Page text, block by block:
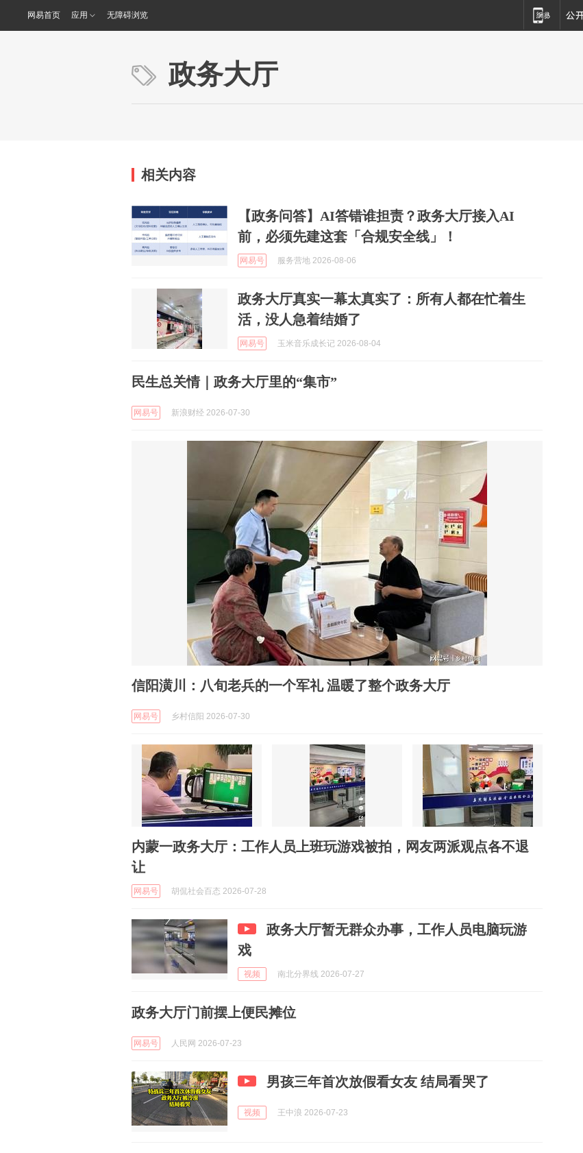
网易首页 应用 无障碍浏览
政务大厅
相关内容
【政务问答】AI答错谁担责？政务大厅接入AI
前，必须先建这套「合规安全线」！
网易号 服务营地 2026-08-06
政务大厅真实一幕太真实了：所有人都在忙着生
活，没人急着结婚了
网易号 玉米音乐成长记 2026-08-04
民生总关情｜政务大厅里的“集市”
网易号 新浪财经 2026-07-30
信阳潢川：八旬老兵的一个军礼 温暖了整个政务大厅
网易号 乡村信阳 2026-07-30
内蒙一政务大厅：工作人员上班玩游戏被拍，网友两派观点各不退
让
网易号 胡侃社会百态 2026-07-28
政务大厅暂无群众办事，工作人员电脑玩游
戏
视频 南北分界线 2026-07-27
政务大厅门前摆上便民摊位
网易号 人民网 2026-07-23
男孩三年首次放假看女友 结局看哭了
视频 王中浪 2026-07-23